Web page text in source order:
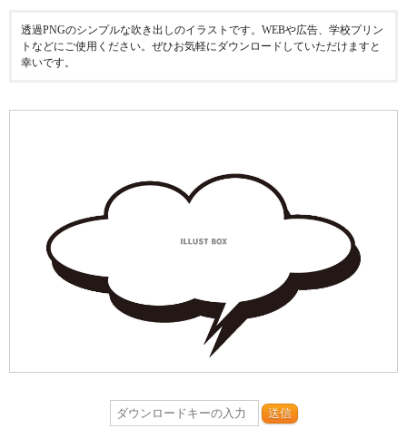
透過PNGのシンプルな吹き出しのイラストです。WEBや広告、学校プリン
トなどにご使用ください。ぜひお気軽にダウンロードしていただけますと
幸いです。
送信